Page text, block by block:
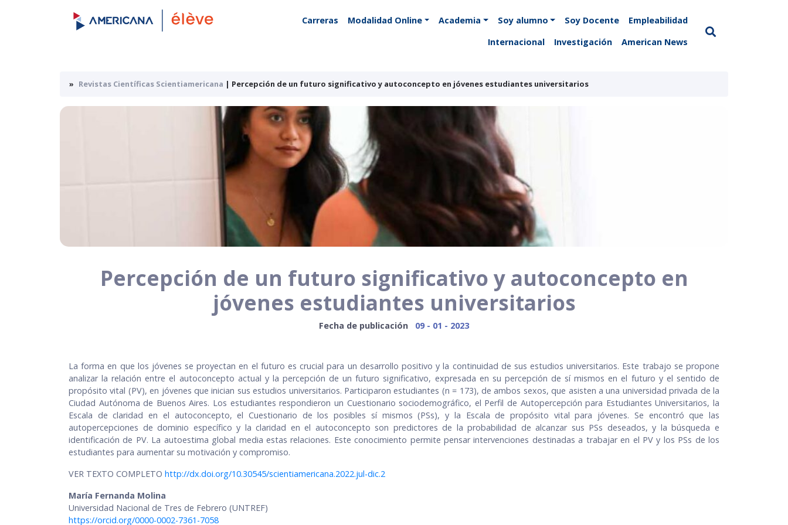
Carreras Modalidad Online Academia Soy alumno Soy Docente
Empleabilidad
Internacional
Investigación American News
Revistas Científicas Scientiamericana | Percepción de un futuro significativo y autoconcepto en jóvenes estudiantes universitarios
Percepción de un futuro significativo y autoconcepto en
jóvenes estudiantes universitarios
Fecha de publicación 09 - 01 - 2023
La forma en que los jóvenes se proyectan en el futuro es crucial para un desarrollo positivo y la continuidad de sus estudios universitarios. Este trabajo se propone
analizar la relación entre el autoconcepto actual y la percepción de un futuro significativo, expresada en su percepción de sí mismos en el futuro y el sentido de
propósito vital (PV), en jóvenes que inician sus estudios universitarios. Participaron estudiantes (n = 173), de ambos sexos, que asisten a una universidad privada de la
Ciudad Autónoma de Buenos Aires. Los estudiantes respondieron un Cuestionario sociodemográfico, el Perfil de Autopercepción para Estudiantes Universitarios, la
Escala de claridad en el autoconcepto, el Cuestionario de los posibles sí mismos (PSs), y la Escala de propósito vital para jóvenes. Se encontró que las
autopercepciones de dominio específico y la claridad en el autoconcepto son predictores de la probabilidad de alcanzar sus PSs deseados, y la búsqueda e
identificación de PV. La autoestima global media estas relaciones. Este conocimiento permite pensar intervenciones destinadas a trabajar en el PV y los PSs de los
estudiantes para aumentar su motivación y compromiso.
VER TEXTO COMPLETO http://dx.doi.org/10.30545/scientiamericana.2022.jul-dic.2
María Fernanda Molina
Universidad Nacional de Tres de Febrero (UNTREF)
https://orcid.org/0000-0002-7361-7058